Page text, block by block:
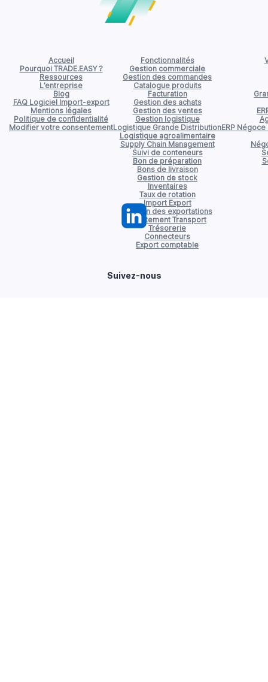
Accueil
Pourquoi TRADE.EASY ?
Ressources
L’entreprise
Blog
FAQ Logiciel Import-export
Mentions légales
Politique de confidentialité
Modifier votre consentement
Fonctionnalités
Gestion commerciale
Gestion des commandes
Catalogue produits
Facturation
Gestion des achats
Gestion des ventes
Gestion logistique
Logistique Grande Distribution
Logistique agroalimentaire
Supply Chain Management
Suivi de conteneurs
Bon de préparation
Bons de livraison
Gestion de stock
Inventaires
Taux de rotation
Import Export
Gestion des exportations
Affrètement Transport
Trésorerie
Connecteurs
Export comptable
ERP
Suivez-nous